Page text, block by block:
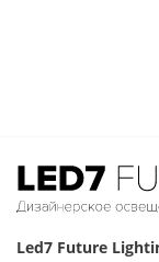
Led7 Future